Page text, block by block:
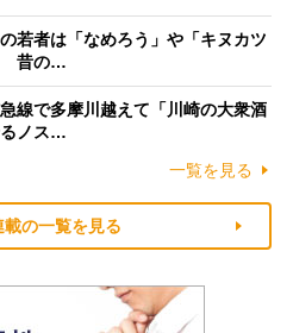
若者は「なめろう」や「キヌカツ
昔の…
線で多摩川越えて「川崎の大衆酒
ノス…
一覧を見る
載の一覧を見る